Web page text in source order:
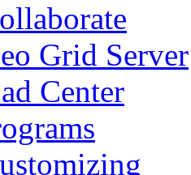
Grid Server
Center